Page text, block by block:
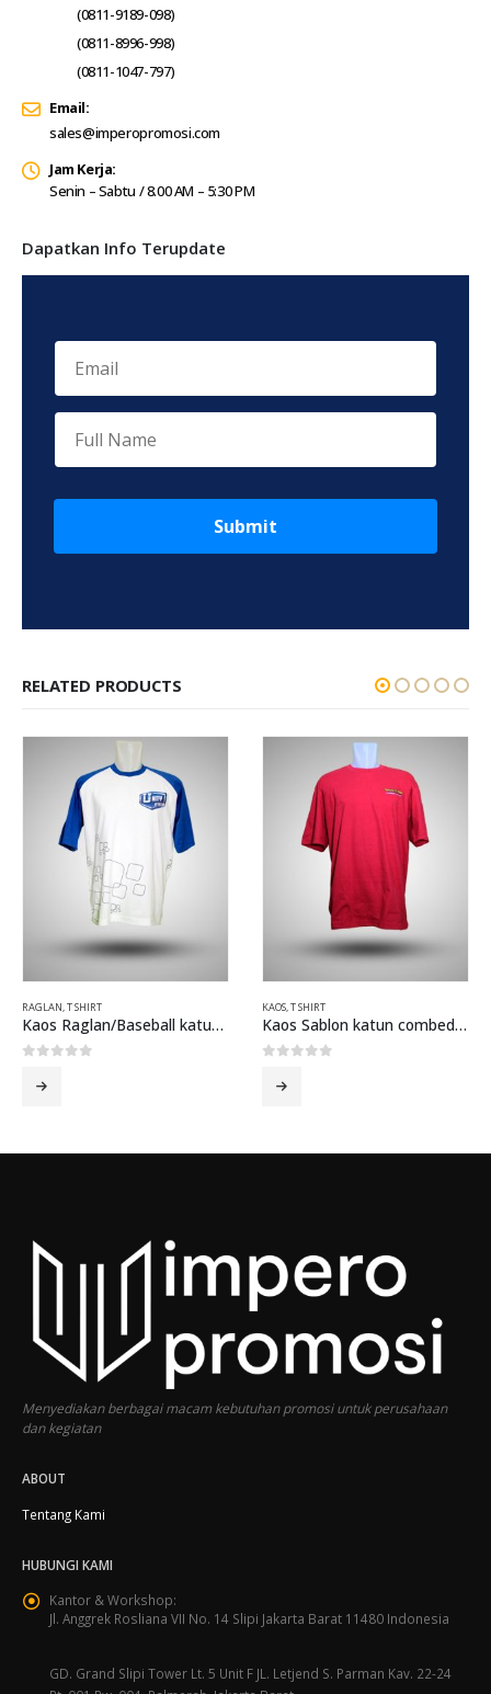
(0811-9189-098)
(0811-8996-998)
(0811-1047-797)
Email:
sales@imperopromosi.com
Jam Kerja:
Senin – Sabtu / 8.00 AM – 5:30 PM
Dapatkan Info Terupdate
Submit
RELATED PRODUCTS
RAGLAN,T SHIRT
Kaos Raglan/Baseball katun combed U Mild Putih Biru
KAOS,T SHIRT
Kaos Sablon katun combed NSY27 Merah Putih Merah
Menyediakan berbagai macam kebutuhan promosi untuk perusahaan
dan kegiatan
ABOUT
Tentang Kami
HUBUNGI KAMI
Kantor & Workshop:
Jl. Anggrek Rosliana VII No. 14 Slipi Jakarta Barat 11480 Indonesia
GD. Grand Slipi Tower Lt. 5 Unit F JL. Letjend S. Parman Kav. 22-24